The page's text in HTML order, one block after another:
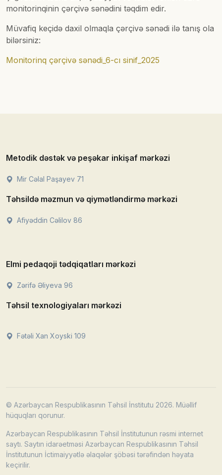
monitorinqinin çərçivə sənədini təqdim edir.
Müvafiq keçidə daxil olmaqla çərçivə sənədi ilə tanış ola
bilərsiniz:
Monitorinq çərçivə sənədi_6-cı sinif_2025
Metodik dəstək və peşəkar inkişaf mərkəzi
Mir Cəlal Paşayev 71
Təhsildə məzmun və qiymətləndirmə mərkəzi
Afiyəddin Cəlilov 86
Elmi pedaqoji tədqiqatları mərkəzi
Zərifə Əliyeva 96
Təhsil texnologiyaları mərkəzi
Fətəli Xan Xoyski 109
© Azərbaycan Respublikasının Təhsil İnstitutu 2026. Müəllif
hüquqları qorunur.
Azərbaycan Respublikasının Təhsil İnstitutunun rəsmi internet
saytı. Saytın idarəetməsi Azərbaycan Respublikasının Təhsil
İnstitutunun İctimaiyyətlə əlaqələr şöbəsi tərəfindən həyata
keçirilir.